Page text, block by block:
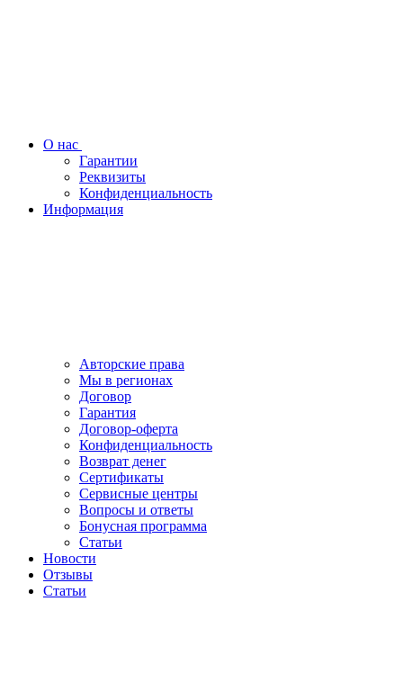
О нас
Гарантии
Реквизиты
Конфиденциальность
Информация
Авторские права
Мы в регионах
Договор
Гарантия
Договор-оферта
Конфиденциальность
Возврат денег
Сертификаты
Сервисные центры
Вопросы и ответы
Бонусная программа
Статьи
Новости
Отзывы
Статьи